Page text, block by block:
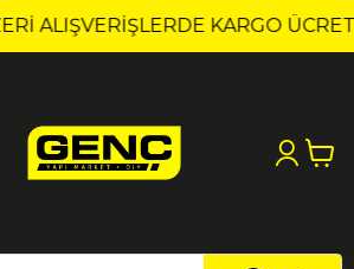
KARGO ÜCRETSİZ!
1 2